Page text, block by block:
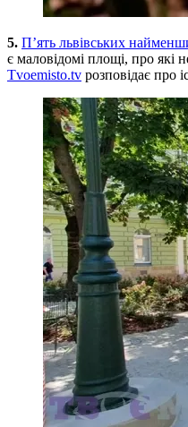
5. П’ять львівських
є маловідомі площі, про які
Tvoemisto.tv розповідає про